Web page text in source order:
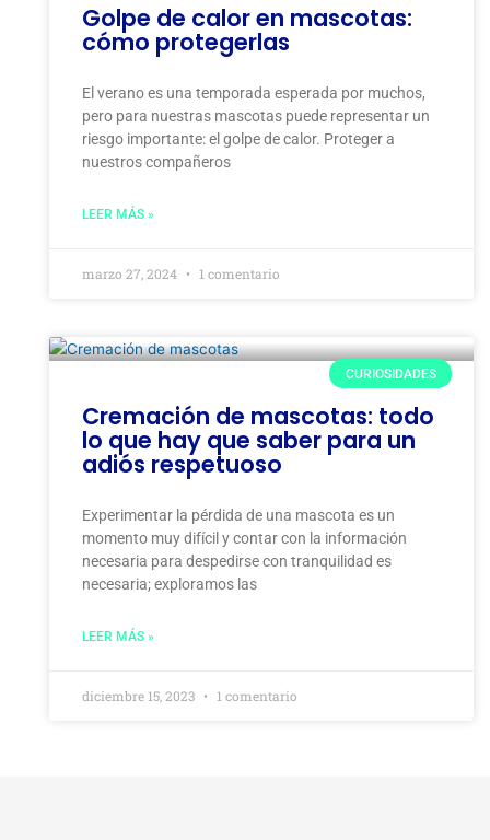
Golpe de calor en mascotas:
cómo protegerlas
El verano es una temporada esperada por muchos,
pero para nuestras mascotas puede representar un
riesgo importante: el golpe de calor. Proteger a
nuestros compañeros
LEER MÁS »
marzo 27, 2024 1 comentario
CURIOSIDADES
Cremación de mascotas: todo
lo que hay que saber para un
adiós respetuoso
Experimentar la pérdida de una mascota es un
momento muy difícil y contar con la información
necesaria para despedirse con tranquilidad es
necesaria; exploramos las
LEER MÁS »
diciembre 15, 2023 1 comentario